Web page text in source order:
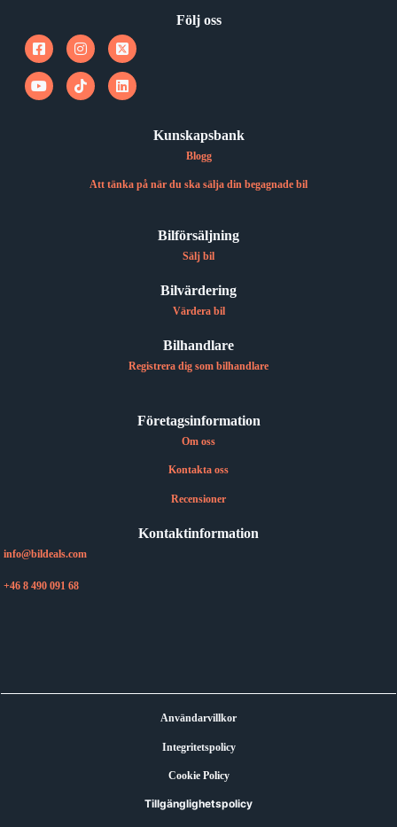
Följ oss
Kunskapsbank
Blogg
Att tänka på när du ska sälja din begagnade bil
Bilförsäljning
Sälj bil
Bilvärdering
Värdera bil
Bilhandlare
Registrera dig som bilhandlare
Företagsinformation
Om oss
Kontakta oss
Recensioner
Kontaktinformation
info@bildeals.com
+46 8 490 091 68
Användarvillkor
Integritetspolicy
Cookie Policy
Tillgänglighetspolicy